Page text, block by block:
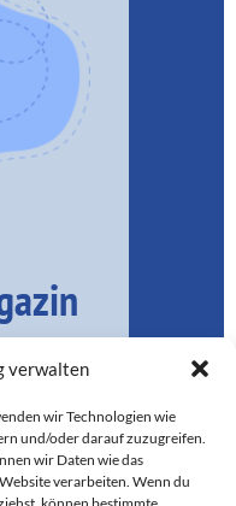
verwalten
wir Technologien wie
und/oder darauf zuzugreifen.
wir Daten wie das
verarbeiten. Wenn du